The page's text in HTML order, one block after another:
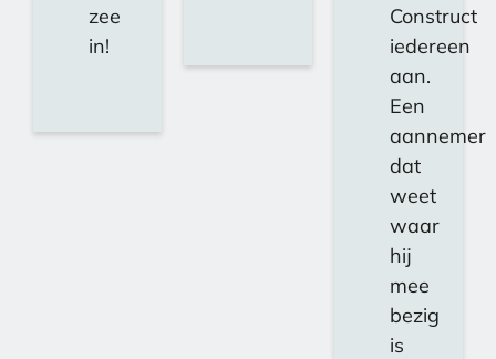
zee
in!
Construct
iedereen
aan.
Een
aannemer
dat
weet
waar
hij
mee
bezig
is